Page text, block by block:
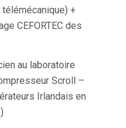
+
CEFORTEC des
au laboratoire
Scroll –
Irlandais en